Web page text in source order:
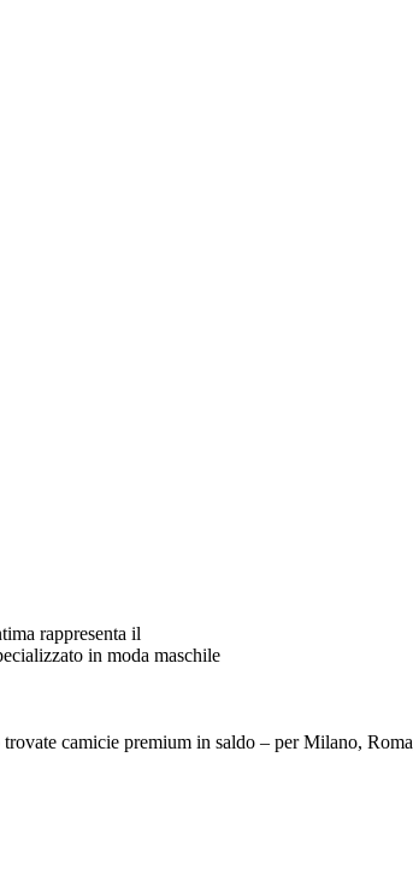
rappresenta il
in moda maschile
camicie premium in saldo – per Milano,